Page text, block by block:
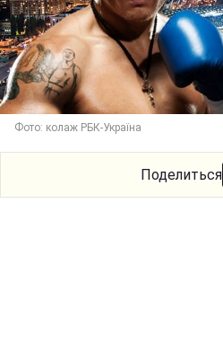
Фото: колаж РБК-Україна
Поделиться